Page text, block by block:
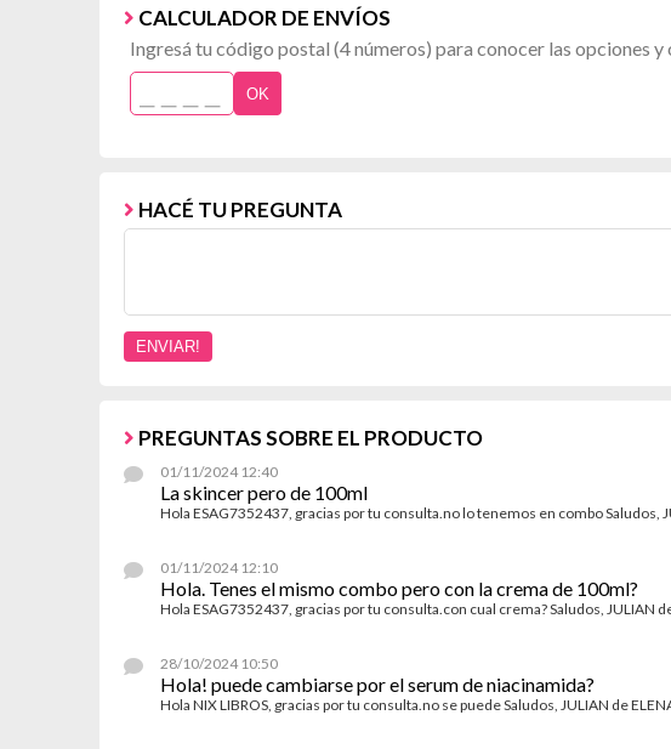
CALCULADOR DE ENVÍOS
Ingresá tu código postal (4 números) para conocer las opciones y
OK
HACÉ TU PREGUNTA
PREGUNTAS SOBRE EL PRODUCTO
01/11/2024 12:40
La skincer pero de 100ml
Hola ESAG7352437, gracias por tu consulta.no lo tenemos en combo Saludos,
01/11/2024 12:10
Hola. Tenes el mismo combo pero con la crema de 100ml?
Hola ESAG7352437, gracias por tu consulta.con cual crema? Saludos, JULIAN
28/10/2024 10:50
Hola! puede cambiarse por el serum de niacinamida?
Hola NIX LIBROS, gracias por tu consulta.no se puede Saludos, JULIAN de